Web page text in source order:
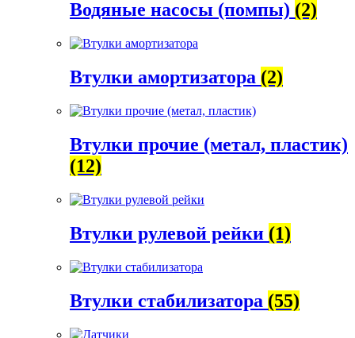
Водяные насосы (помпы) (2)
Втулки амортизатора (2)
Втулки прочие (метал, пластик)
(12)
Втулки рулевой рейки (1)
Втулки стабилизатора (55)